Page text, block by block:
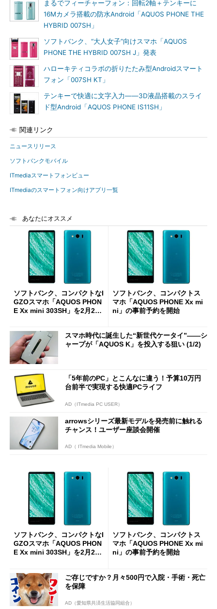
まるでフィーチャーフォン：回転2軸＋テンキーに
16Mカメラ搭載の防水Android「AQUOS PHONE THE
HYBRID 007SH」
ソフトバンク、“大人女子”向けスマホ「AQUOS
PHONE THE HYBRID 007SH J」発表
ハローキティコラボの折りたたみ型Androidスマート
フォン「007SH KT」
テンキーで快適に文字入力――3D液晶搭載のスライ
ド型Android「AQUOS PHONE IS11SH」
関連リンク
ニュースリリース
ソフトバンクモバイル
ITmediaスマートフォンビュー
ITmediaのスマートフォン向けアプリ一覧
あなたにオススメ
ソフトバンク、コンパクトなI
GZOスマホ「AQUOS PHON
E Xx mini 303SH」を2月21
ソフトバンク、コンパクトス
マホ「AQUOS PHONE Xx mi
ni」の事前予約を開始
スマホ時代に誕生した“新世代ケータイ”――シ
ャープが「AQUOS K」を投入する狙い (1/2)
「5年前のPC」とこんなに違う！予算10万円
台前半で実現する快適PCライフ
AD（ITmedia PC USER）
arrowsシリーズ最新モデルを発売前に触れる
チャンス！ユーザー座談会開催
AD（ ITmedia Mobile）
ソフトバンク、コンパクトなI
GZOスマホ「AQUOS PHON
E Xx mini 303SH」を2月21
ソフトバンク、コンパクトス
マホ「AQUOS PHONE Xx mi
ni」の事前予約を開始
ご存じですか？月々500円で入院・手術・死亡
を保障
AD（愛知県共済生活協同組合）